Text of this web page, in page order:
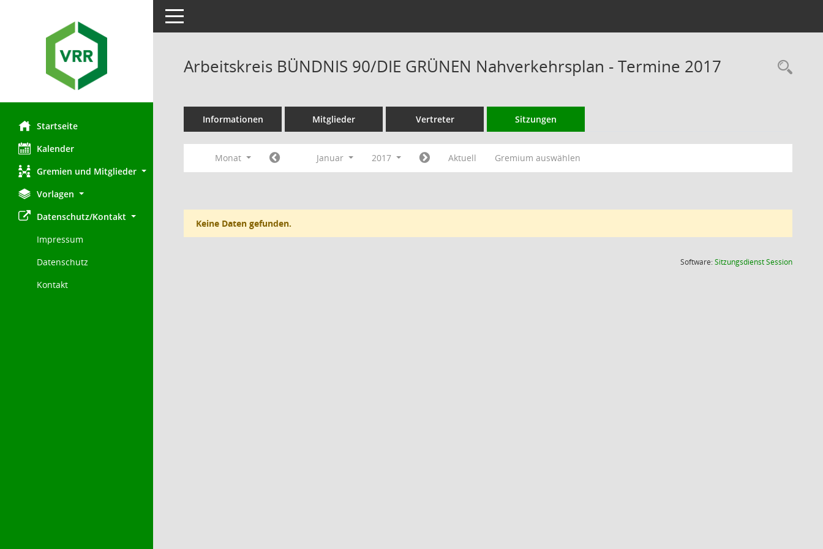
Startseite
Kalender
Gremien und Mitglieder
Vorlagen
Datenschutz/Kontakt
Impressum
Datenschutz
Kontakt
Toggle navigation
Arbeitskreis BÜNDNIS 90/DIE GRÜNEN Nahverkehrsplan - Termine 2017
Informationen Mitglieder Vertreter Sitzungen
Monat Januar 2017 Aktuell Gremium auswählen
Keine Daten gefunden.
Software:SitzungsdienstSession(Wird in